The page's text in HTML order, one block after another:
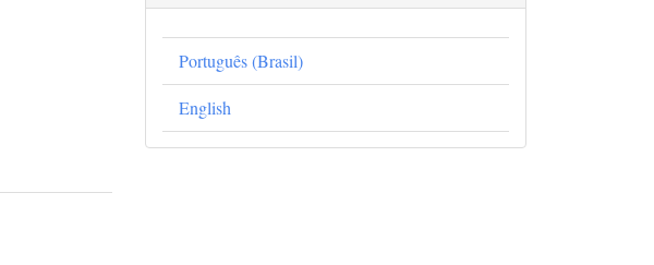
Português (Brasil)
English